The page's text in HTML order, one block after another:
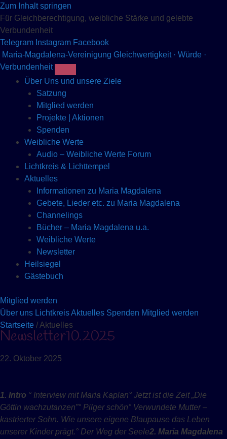
Zum Inhalt springen
Für Gleichberechtigung, weibliche Stärke und gelebte
Verbundenheit
Telegram Instagram Facebook
Maria-Magdalena-Vereinigung Gleichwertigkeit · Würde ·
Verbundenheit
Über Uns und unsere Ziele
Satzung
Mitglied werden
Projekte | Aktionen
Spenden
Weibliche Werte
Audio – Weibliche Werte Forum
Lichtkreis & Lichttempel
Aktuelles
Informationen zu Maria Magdalena
Gebete, Lieder etc. zu Maria Magdalena
Channelings
Bücher – Maria Magdalena u.a.
Weibliche Werte
Newsletter
Heilsiegel
Gästebuch
Mitglied werden
Über uns LichtkreisAktuelles Spenden Mitglied werden
Startseite / Aktuelles
Newsletter10.2025
22. Oktober 2025
1. Intro ° Interview mit Maria Kaplan° Jetzt ist die Zeit „Die
Göttin wachzutanzen”° Pilger schön° Verwundete Mutter –
kastrierter Sohn. Wie unsere eigene Blaupause das Leben
unserer Kinder prägt. ° Der Weg der Seele2. Maria Magdalena